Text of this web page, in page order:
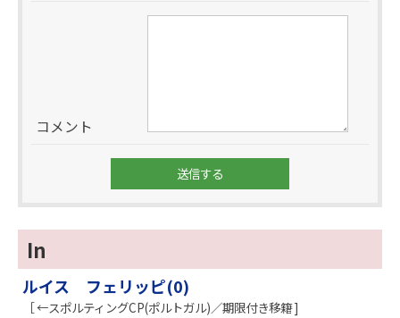
コメント
In
ルイス フェリッピ(0)
［ ←スポルティングCP(ポルトガル)／期限付き移籍 ]